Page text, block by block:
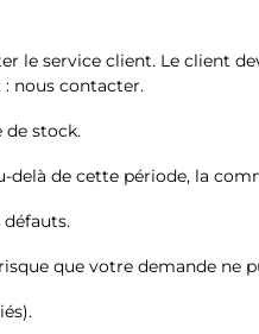
le service client. Le client
nous contacter.
de stock.
de cette période, la
que votre demande ne